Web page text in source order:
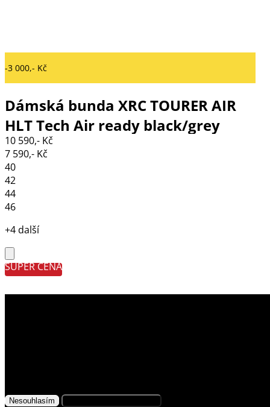
účelu využíváme soubory cookies, které nám
Nesouhlasím
-3 000,- Kč
Dámská bunda XRC TOURER AIR
HLT Tech Air ready black/grey
10 590,- Kč
7 590,- Kč
40
42
44
46
+4 další
SUPER CENA